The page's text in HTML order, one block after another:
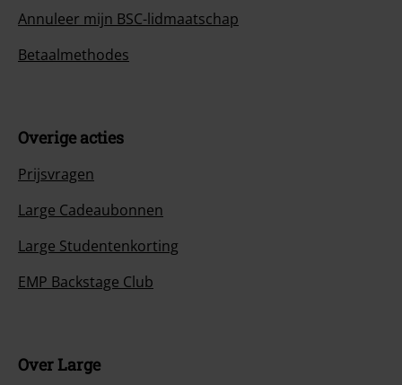
Annuleer mijn BSC-lidmaatschap
Betaalmethodes
Overige acties
Prijsvragen
Large Cadeaubonnen
Large Studentenkorting
EMP Backstage Club
Over Large